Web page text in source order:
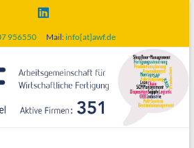
956550 Mail:info[at]awf.de